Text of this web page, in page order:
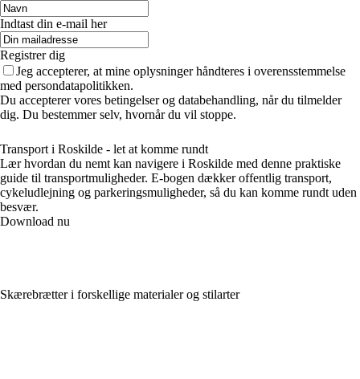
Indtast din e-mail her
Registrer dig
Jeg accepterer, at mine oplysninger håndteres i overensstemmelse
med persondatapolitikken.
Du accepterer vores betingelser og databehandling, når du tilmelder
dig. Du bestemmer selv, hvornår du vil stoppe.
Transport i Roskilde - let at komme rundt
Lær hvordan du nemt kan navigere i Roskilde med denne praktiske
guide til transportmuligheder. E-bogen dækker offentlig transport,
cykeludlejning og parkeringsmuligheder, så du kan komme rundt uden
besvær.
Download nu
Skærebrætter i forskellige materialer og stilarter